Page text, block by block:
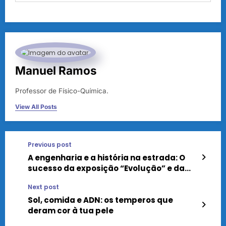
Manuel Ramos
Professor de Físico-Química.
View All Posts
Previous post
A engenharia e a história na estrada: O
sucesso da exposição “Evolução” e da
Next post
Sol, comida e ADN: os temperos que
deram cor à tua pele